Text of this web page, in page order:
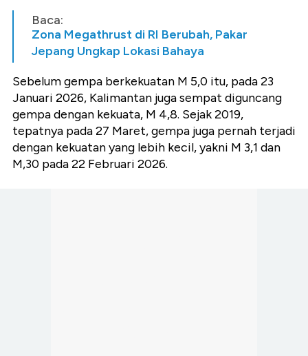
Baca:
Zona Megathrust di RI Berubah, Pakar
Jepang Ungkap Lokasi Bahaya
Sebelum gempa berkekuatan M 5,0 itu, pada 23
Januari 2026, Kalimantan juga sempat diguncang
gempa dengan kekuata, M 4,8. Sejak 2019,
tepatnya pada 27 Maret, gempa juga pernah terjadi
dengan kekuatan yang lebih kecil, yakni M 3,1 dan
M,30 pada 22 Februari 2026.